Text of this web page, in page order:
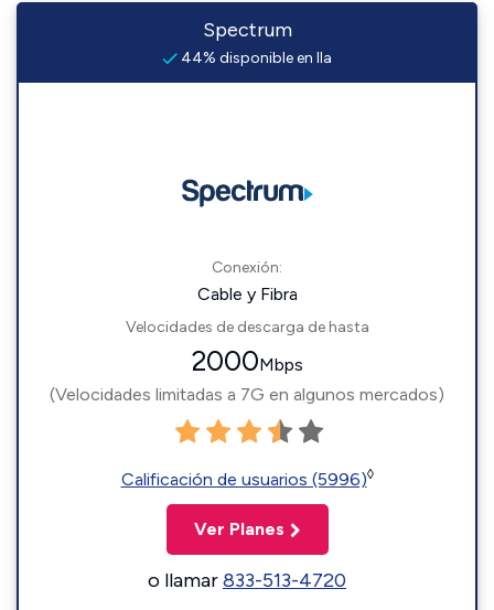
Spectrum
44% disponible en Ila
Conexión:
Cable y Fibra
Velocidades de descarga de hasta
2000Mbps
(Velocidades limitadas a 7G en algunos mercados)
Calificación de usuarios (5996)◊
Ver Planes
o llamar833-513-4720